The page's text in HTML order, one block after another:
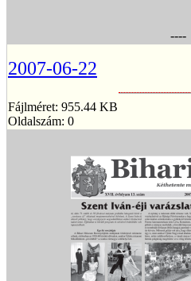
----
2007-06-22
Fájlméret: 955.44 KB
Oldalszám: 0